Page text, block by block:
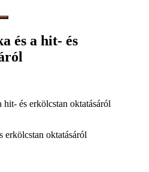
Keresés
és a hit- és
hit- és erkölcstan oktatásáról
erkölcstan oktatásáról